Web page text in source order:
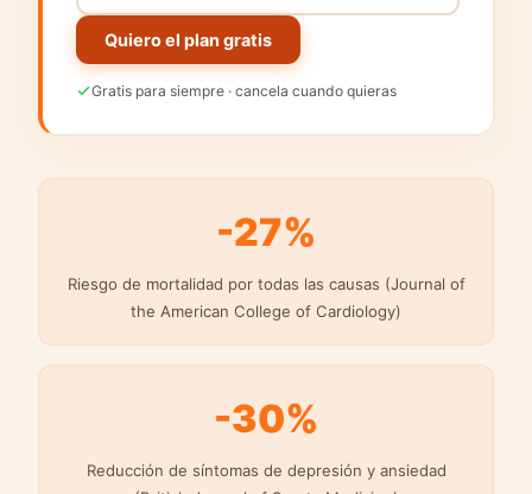
Quiero el plan gratis
Gratis para siempre · cancela cuando quieras
-27%
Riesgo de mortalidad por todas las causas (Journal of
the American College of Cardiology)
-30%
Reducción de síntomas de depresión y ansiedad